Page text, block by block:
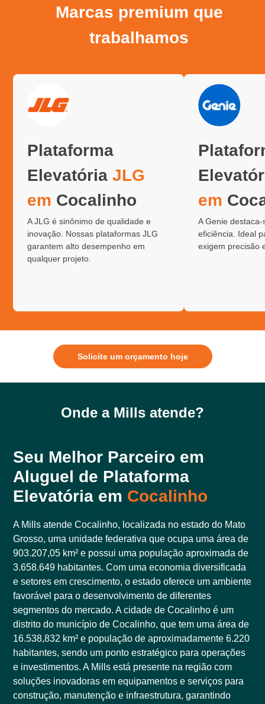
Marcas premium que
trabalhamos
Plataforma
ElevatóriaJLG
em Cocalinho
A JLG é sinônimo de qualidade e
inovação. Nossas plataformas JLG
garantem alto desempenho em
qualquer projeto.
em
A Genie
eficiência. Ideal
exigem precisão
Solicite um orçamento hoje
Onde a Mills atende?
Seu Melhor Parceiro em
Aluguel de Plataforma
Elevatória em Cocalinho
A Mills atende Cocalinho, localizada no estado do Mato
Grosso, uma unidade federativa que ocupa uma área de
903.207,05 km² e possui uma população aproximada de
3.658.649 habitantes. Com uma economia diversificada
e setores em crescimento, o estado oferece um ambiente
favorável para o desenvolvimento de diferentes
segmentos do mercado. A cidade de Cocalinho é um
distrito do município de Cocalinho, que tem uma área de
16.538,832 km² e população de aproximadamente 6.220
habitantes, sendo um ponto estratégico para operações
e investimentos. A Mills está presente na região com
soluções inovadoras em equipamentos e serviços para
construção, manutenção e infraestrutura, garantindo